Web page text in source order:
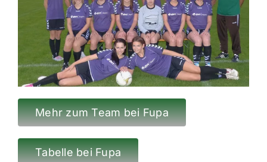
Mehr zum Team bei Fupa
Tabelle bei Fupa